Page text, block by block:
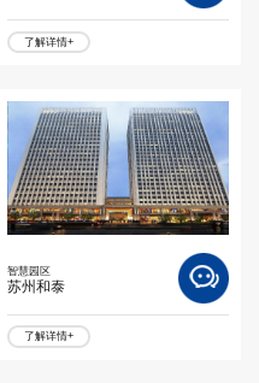
了解详情+
智慧园区
苏州和泰
了解详情+